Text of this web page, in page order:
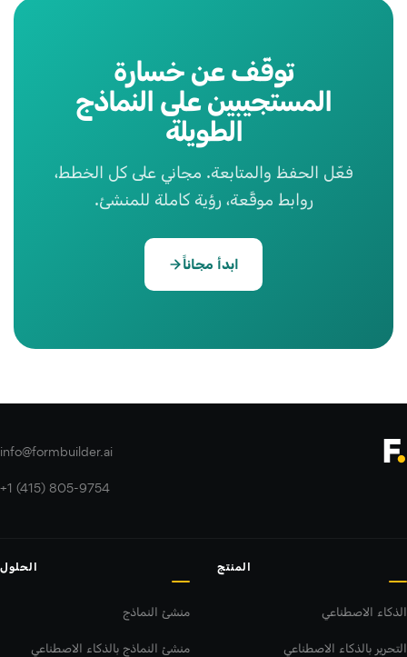
توقّف عن خسارة
المستجيبين على النماذج
الطويلة
فعّل الحفظ والمتابعة. مجاني على كل الخطط،
روابط موقَّعة، رؤية كاملة للمنشئ.
ابدأ مجاناً
info@formbuilder.ai
+1 (415) 805-9754
المنتج
الذكاء الاصطناعي
التحرير بالذكاء الاصطناعي
الحلول
منشئ النماذج
منشئ النماذج بالذكاء الاصطناعي